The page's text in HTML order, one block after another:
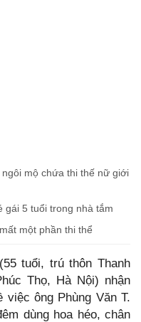
mộ chứa thi thế nữ giới
gái 5 tuổi trong nhà tắm
một phần thi thể
tuổi, trú thôn Thanh
Thọ, Hà Nội) nhận
ông Phùng Văn T.
dùng hoa héo, chân